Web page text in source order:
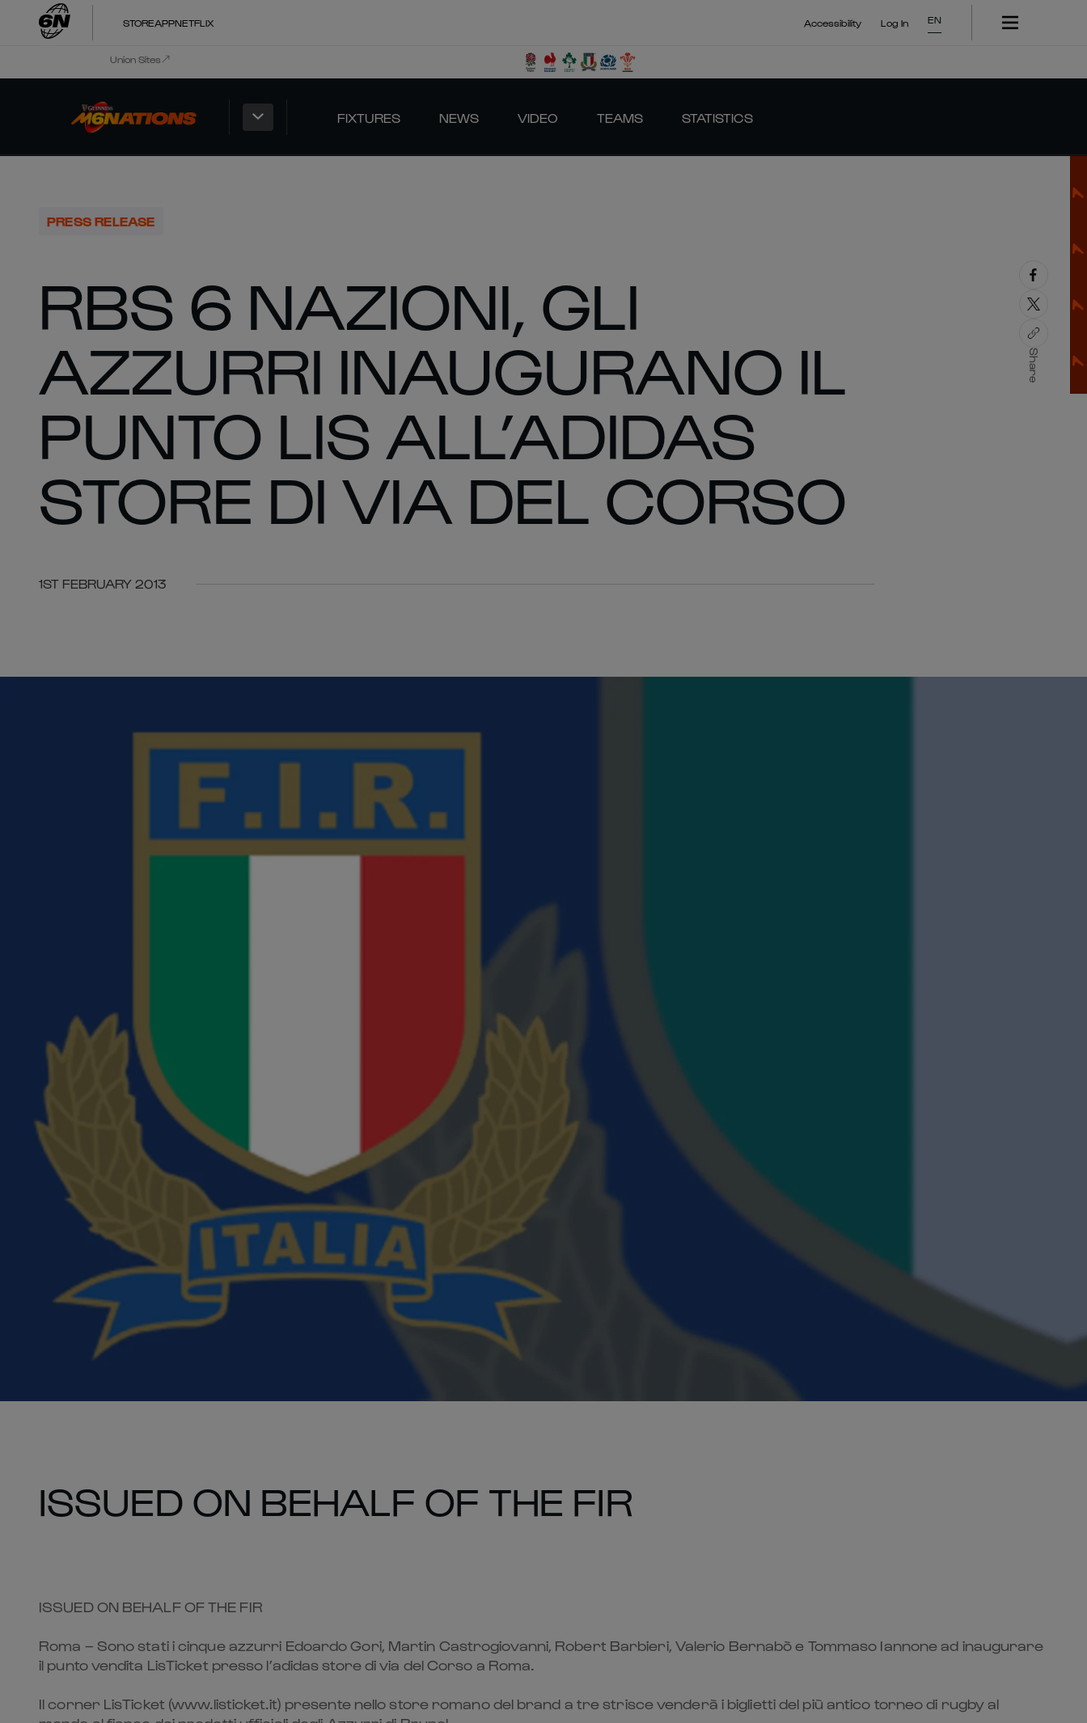
STOREAPPNETFLIX Accessibility Log In EN
Union Sites
FIXTURES NEWS VIDEO TEAMS STATISTICS
PRESS RELEASE
RBS 6 NAZIONI, GLI
AZZURRI INAUGURANO IL
PUNTO LIS ALL’ADIDAS
STORE DI VIA DEL CORSO
1ST FEBRUARY 2013
Share
ISSUED ON BEHALF OF THE FIR
ISSUED ON BEHALF OF THE FIR
Roma – Sono stati i cinque azzurri Edoardo Gori, Martin Castrogiovanni, Robert Barbieri, Valerio Bernabò e Tommaso Iannone ad inaugurare
il punto vendita LisTicket presso l’adidas store di via del Corso a Roma.
Il corner LisTicket (www.listicket.it) presente nello store romano del brand a tre strisce venderà i biglietti del più antico torneo di rugby al